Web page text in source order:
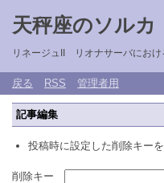
天秤座のソルカ
リネージュII リオナサーバにおけ
戻る RSS 管理者用
記事編集
投稿時に設定した削除キー
削除キー